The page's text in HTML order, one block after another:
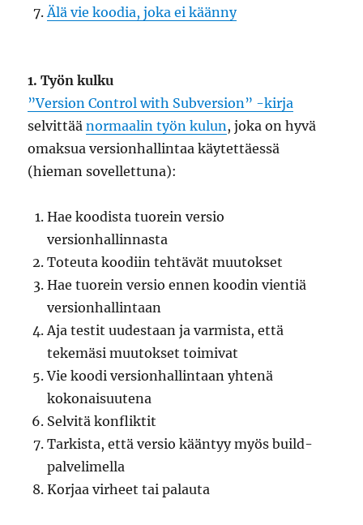
Älä vie koodia, joka ei käänny
1. Työn kulku
”Version Control with Subversion” -kirja
selvittäänormaalin työn kulun , joka on hyvä
omaksua versionhallintaa käytettäessä
(hieman sovellettuna):
Hae koodista tuorein versio
versionhallinnasta
Toteuta koodiin tehtävät muutokset
Hae tuorein versio ennen koodin vientiä
versionhallintaan
Aja testit uudestaan ja varmista, että
tekemäsi muutokset toimivat
Vie koodi versionhallintaan yhtenä
kokonaisuutena
Selvitä konfliktit
Tarkista, että versio kääntyy myös build-
palvelimella
Korjaa virheet tai palauta